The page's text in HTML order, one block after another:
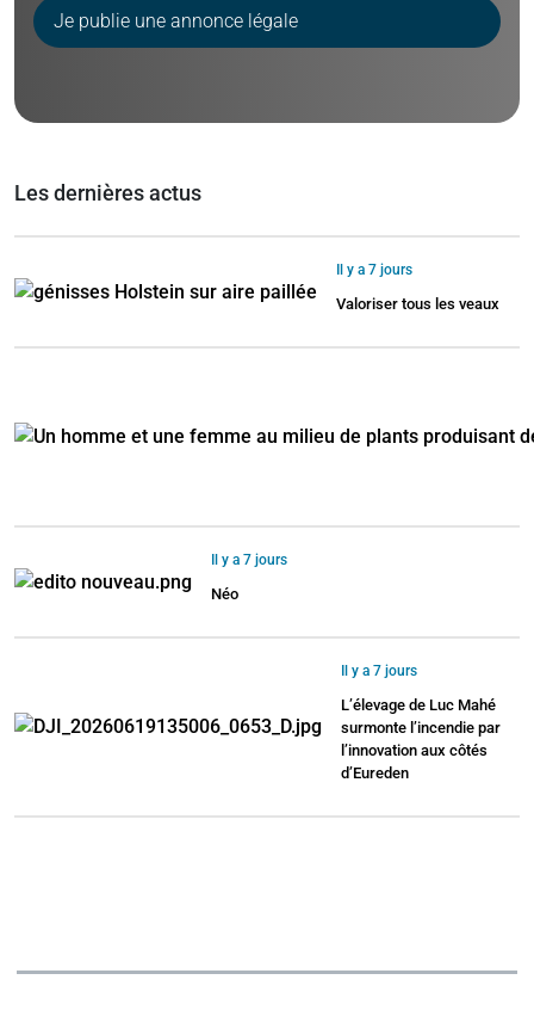
Je publie une annonce légale
Les dernières actus
Il y a 7 jours
Valoriser tous les veaux
Il y a 7 jours
Néo
Il y a 7 jours
L’élevage de Luc Mahé
surmonte l’incendie par
l’innovation aux côtés
d’Eureden